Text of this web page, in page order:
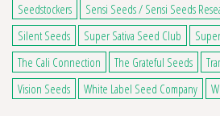
Seedstockers
Sensi Seeds / Sensi Seeds
Silent Seeds
Super Sativa Seed Club
The Cali Connection
The Grateful Seeds
Vision Seeds
White Label Seed Company